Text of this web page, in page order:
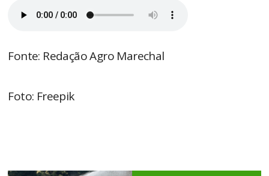
Fonte: Redação Agro Marechal
Foto: Freepik